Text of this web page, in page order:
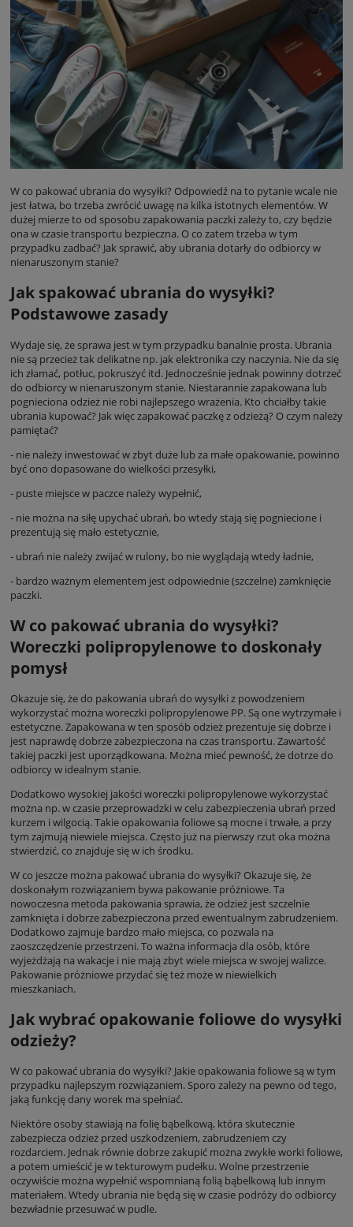
W co pakować ubrania do wysyłki? Odpowiedź na to pytanie wcale nie
jest łatwa, bo trzeba zwrócić uwagę na kilka istotnych elementów. W
dużej mierze to od sposobu zapakowania paczki zależy to, czy będzie
ona w czasie transportu bezpieczna. O co zatem trzeba w tym
przypadku zadbać? Jak sprawić, aby ubrania dotarły do odbiorcy w
nienaruszonym stanie?
Jak spakować ubrania do wysyłki?
Podstawowe zasady
Wydaje się, że sprawa jest w tym przypadku banalnie prosta. Ubrania
nie są przecież tak delikatne np. jak elektronika czy naczynia. Nie da się
ich złamać, potłuc, pokruszyć itd. Jednocześnie jednak powinny dotrzeć
do odbiorcy w nienaruszonym stanie. Niestarannie zapakowana lub
pognieciona odzież nie robi najlepszego wrażenia. Kto chciałby takie
ubrania kupować? Jak więc zapakować paczkę z odzieżą? O czym należy
pamiętać?
- nie należy inwestować w zbyt duże lub za małe opakowanie, powinno
być ono dopasowane do wielkości przesyłki,
- puste miejsce w paczce należy wypełnić,
- nie można na siłę upychać ubrań, bo wtedy stają się pogniecione i
prezentują się mało estetycznie,
- ubrań nie należy zwijać w rulony, bo nie wyglądają wtedy ładnie,
- bardzo ważnym elementem jest odpowiednie (szczelne) zamknięcie
paczki.
W co pakować ubrania do wysyłki?
Woreczki polipropylenowe to doskonały
pomysł
Okazuje się, że do pakowania ubrań do wysyłki z powodzeniem
wykorzystać można woreczki polipropylenowe PP. Są one wytrzymałe i
estetyczne. Zapakowana w ten sposób odzież prezentuje się dobrze i
jest naprawdę dobrze zabezpieczona na czas transportu. Zawartość
takiej paczki jest uporządkowana. Można mieć pewność, że dotrze do
odbiorcy w idealnym stanie.
Dodatkowo wysokiej jakości woreczki polipropylenowe wykorzystać
można np. w czasie przeprowadzki w celu zabezpieczenia ubrań przed
kurzem i wilgocią. Takie opakowania foliowe są mocne i trwałe, a przy
tym zajmują niewiele miejsca. Często już na pierwszy rzut oka można
stwierdzić, co znajduje się w ich środku.
W co jeszcze można pakować ubrania do wysyłki? Okazuje się, że
doskonałym rozwiązaniem bywa pakowanie próżniowe. Ta
nowoczesna metoda pakowania sprawia, że odzież jest szczelnie
zamknięta i dobrze zabezpieczona przed ewentualnym zabrudzeniem.
Dodatkowo zajmuje bardzo mało miejsca, co pozwala na
zaoszczędzenie przestrzeni. To ważna informacja dla osób, które
wyjeżdżają na wakacje i nie mają zbyt wiele miejsca w swojej walizce.
Pakowanie próżniowe przydać się też może w niewielkich
mieszkaniach.
Jak wybrać opakowanie foliowe do wysyłki
odzieży?
W co pakować ubrania do wysyłki? Jakie opakowania foliowe są w tym
przypadku najlepszym rozwiązaniem. Sporo zależy na pewno od tego,
jaką funkcję dany worek ma spełniać.
Niektóre osoby stawiają na folię bąbelkową, która skutecznie
zabezpiecza odzież przed uszkodzeniem, zabrudzeniem czy
rozdarciem. Jednak równie dobrze zakupić można zwykłe worki foliowe,
a potem umieścić je w tekturowym pudełku. Wolne przestrzenie
oczywiście można wypełnić wspomnianą folią bąbelkową lub innym
materiałem. Wtedy ubrania nie będą się w czasie podróży do odbiorcy
bezwładnie przesuwać w pudle.